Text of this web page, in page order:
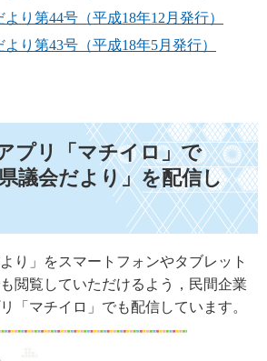
り第44号（平成18年12月発行）
り第43号（平成18年5月発行）
プリ「マチイロ」で
議会だより」を配信し
り」をスマートフォンやタブレット
閲覧していただけるよう，民間企業
「マチイロ」でも配信しています。